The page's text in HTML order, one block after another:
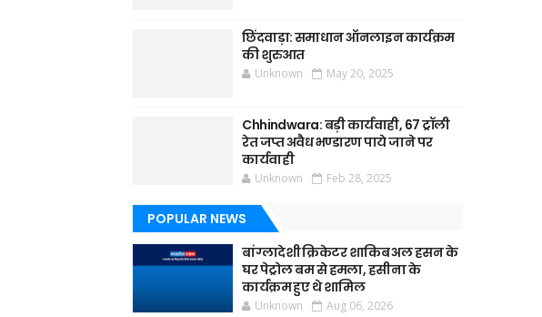
छिंदवाड़ा: समाधान ऑनलाइन कार्यक्रम
की शुरुआत
Unknown May 20, 2025
Chhindwara: बड़ी कार्यवाही, 67 ट्रॉली
रेत जप्त अवैध भण्डारण पाये जाने पर
कार्यवाही
Unknown Feb 28, 2025
POPULAR NEWS
बांग्लादेशी क्रिकेटर शाकिब अल हसन के
घर पेट्रोल बम से हमला, हसीना के
कार्यक्रम हुए थे शामिल
Unknown Aug 06, 2026